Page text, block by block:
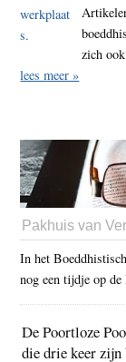
zich
lees meer »
Pakhuis van
In het
nog een tijdje op de
De Poortloze
die drie keer zijn